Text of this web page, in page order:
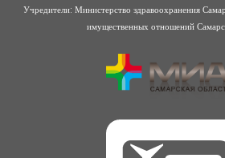
Учредители: Министерство здравоохранения
имущественных отношений